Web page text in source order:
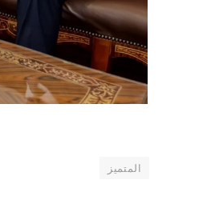
المتميز